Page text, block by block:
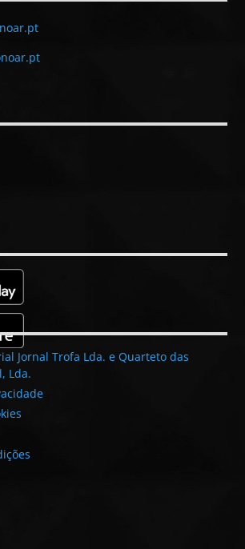
Jornal Trofa Lda. e Quarteto das
Lda.